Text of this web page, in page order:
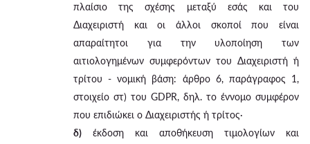
πλαίσιο της σχέσης μεταξύ εσάς και του
Διαχειριστή και οι άλλοι σκοποί που είναι
απαραίτητοι για την υλοποίηση των
αιτιολογημένων συμφερόντων του Διαχειριστή ή
τρίτου - νομική βάση: άρθρο 6, παράγραφος 1,
στοιχείο στ) του GDPR, δηλ. το έννομο συμφέρον
που επιδιώκει ο Διαχειριστής ή τρίτος·
δ) έκδοση και αποθήκευση τιμολογίων και